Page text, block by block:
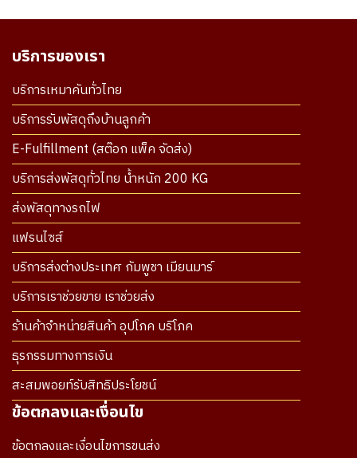
บริการของเรา
บริการเหมาคันทั่วไทย
บริการรับพัสดุถึงบ้านลูกค้า
E-Fulfillment (สต๊อก แพ็ค จัดส่ง)
บริการส่งพัสดุทั่วไทย น้ำหนัก 200 KG
ส่งพัสดุทางรถไฟ
แฟรนไซส์
บริการส่งต่างประเทศ กัมพูชา เมียนมาร์
บริการเราช่วยขาย เราช่วยส่ง
ร้านค้าจำหน่ายสินค้า อุปโภค บริโภค
ธุรกรรมทางการเงิน
สะสมพอยท์รับสิทธิประโยชน์
ข้อตกลงและเงื่อนไข
ข้อตกลงและเงื่อนไขการขนส่ง